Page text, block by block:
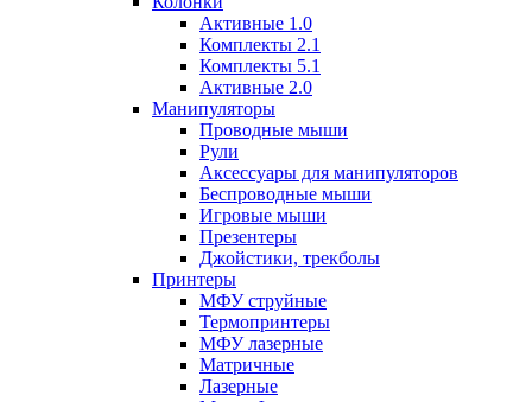
Активные 1.0
Комплекты 2.1
Комплекты 5.1
Активные 2.0
Манипуляторы
Проводные мыши
Рули
Аксессуары для манипуляторов
Беспроводные мыши
Игровые мыши
Презентеры
Джойстики, трекболы
Принтеры
МФУ струйные
Термопринтеры
МФУ лазерные
Матричные
Лазерные